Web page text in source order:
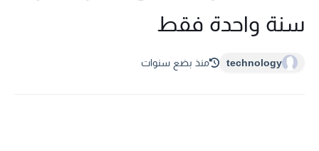
سنة واحدة فقط
technology منذ بضع سنوات